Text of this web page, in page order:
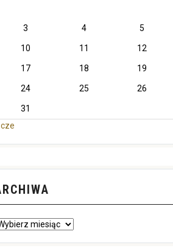
3 4 5
10 11 12
17 18 19
24 25 26
31